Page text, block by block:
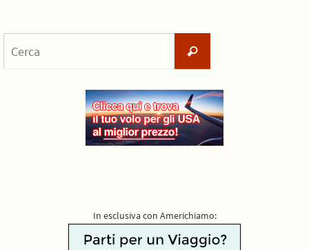
Cerca
In esclusiva con Americhiamo: